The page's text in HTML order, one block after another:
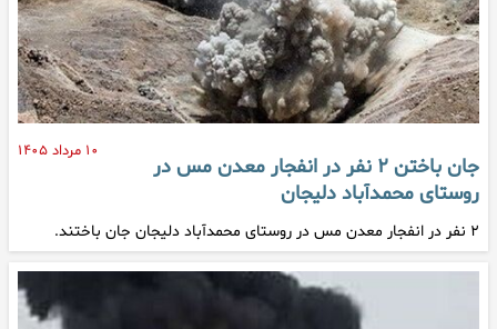
۱۰ مرداد ۱۴۰۵
جان باختن ۲ نفر در انفجار معدن مس در
روستای محمدآباد دلیجان
۲ نفر در انفجار معدن مس در روستای محمدآباد دلیجان جان باختند.